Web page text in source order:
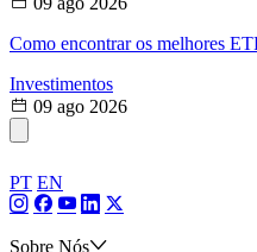
Como encontrar os melhores
Investimentos
09 ago 2026
PT EN
Sobre Nós